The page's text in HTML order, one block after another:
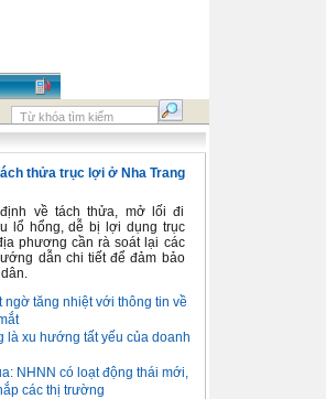
thửa trục lợi ở Nha Trang
về tách thửa, mở lối đi
lổ hổng, dễ bị lợi dụng trục
phương cần rà soát lại các
dẫn chi tiết để đảm bảo
tăng nhiệt với thông tin về
là xu hướng tất yếu của doanh
NHNN có loạt động thái mới,
các thị trường